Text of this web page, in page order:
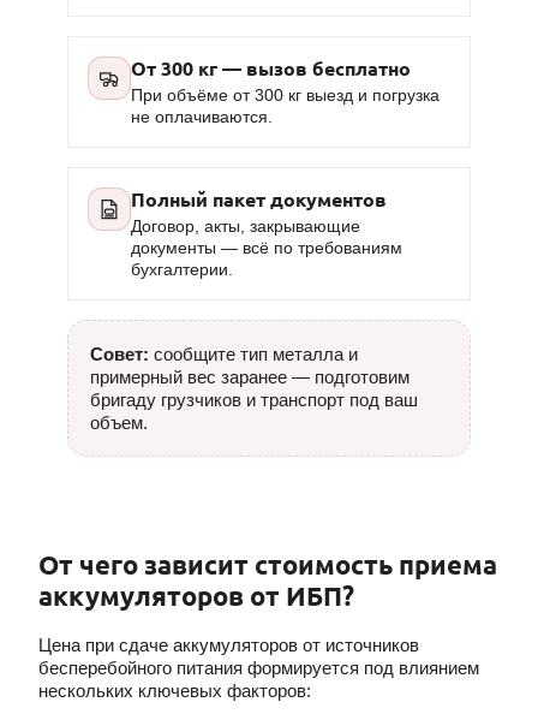
От 300 кг — вызов бесплатно
При объёме от 300 кг выезд и погрузка
не оплачиваются.
Полный пакет документов
Договор, акты, закрывающие
документы — всё по требованиям
бухгалтерии.
Совет: сообщите тип металла и
примерный вес заранее — подготовим
бригаду грузчиков и транспорт под ваш
объем.
От чего зависит стоимость приема
аккумуляторов от ИБП?
Цена при сдаче аккумуляторов от источников
бесперебойного питания формируется под влиянием
нескольких ключевых факторов: